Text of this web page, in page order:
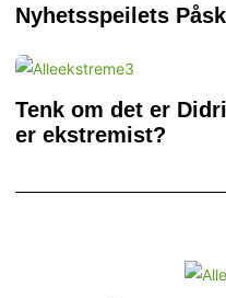
Nyhetsspeilets
Tenk om det er
er ekstremist?